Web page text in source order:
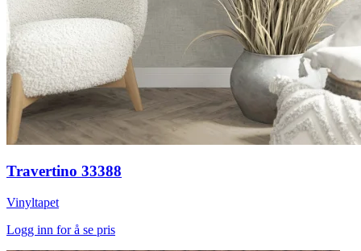
Travertino 33388
Vinyltapet
Logg inn for å se pris